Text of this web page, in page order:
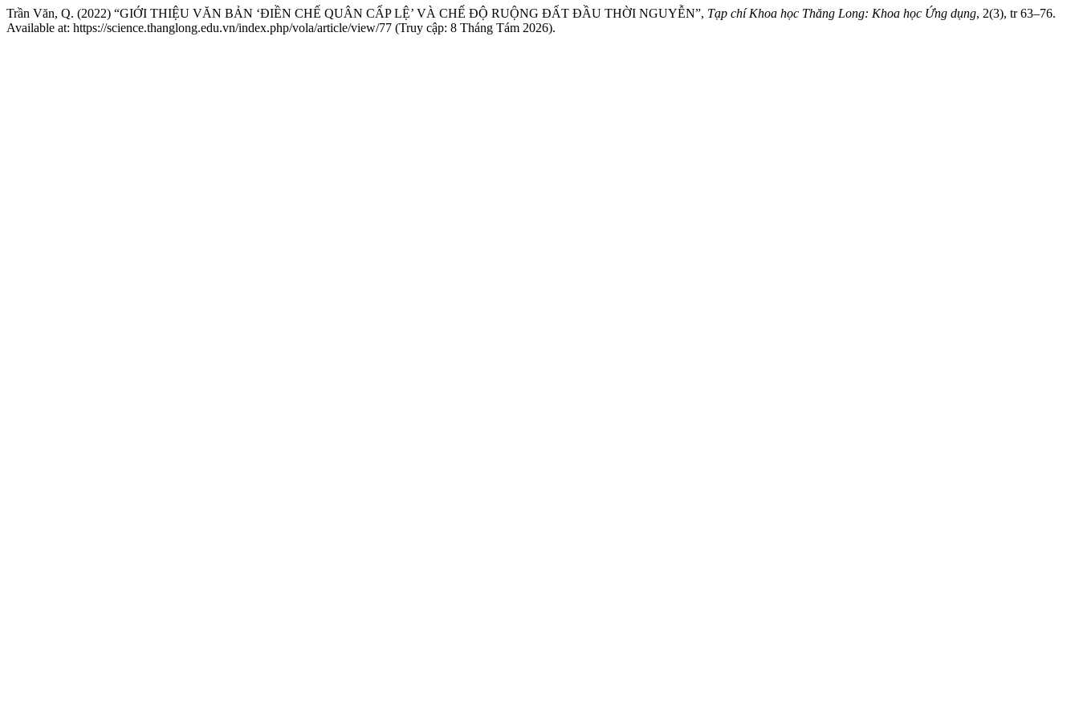
Trần Văn, Q. (2022) “GIỚI THIỆU VĂN BẢN ‘ĐIỀN CHẾ QUÂN CẤP LỆ’ VÀ CHẾ ĐỘ RUỘNG ĐẤT ĐẦU THỜI NGUYỄN”, Tạp chí Khoa học Thăng Long: Khoa học Ứng dụng, 2(3), tr 63–76.
Available at: https://science.thanglong.edu.vn/index.php/vola/article/view/77 (Truy cập: 8 Tháng Tám 2026).